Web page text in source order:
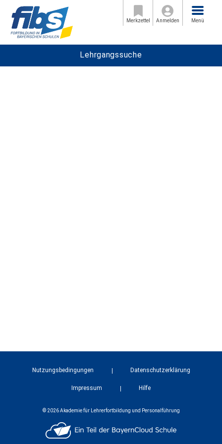
Merkzettel Anmelden
Menü
Menü
Lehrgangssuche
Nutzungsbedingungen Datenschutzerklärung
Impressum Hilfe
© 2026 Akademie für Lehrerfortbildung und Personalführung